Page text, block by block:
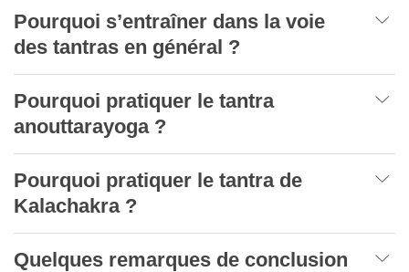
Pourquoi s’entraîner dans la voie
des tantras en général ?
Pourquoi pratiquer le tantra
anouttarayoga ?
Pourquoi pratiquer le tantra de
Kalachakra ?
Quelques remarques de conclusion